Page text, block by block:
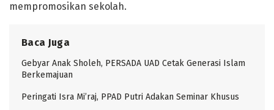
mempromosikan sekolah.
Baca Juga
Gebyar Anak Sholeh, PERSADA UAD Cetak Generasi Islam
Berkemajuan
Peringati Isra Mi’raj, PPAD Putri Adakan Seminar Khusus